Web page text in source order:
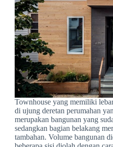
Townhouse yang memiliki
di ujung deretan perumahan
merupakan bangunan yang
sedangkan bagian belakang
tambahan. Volume bangunan